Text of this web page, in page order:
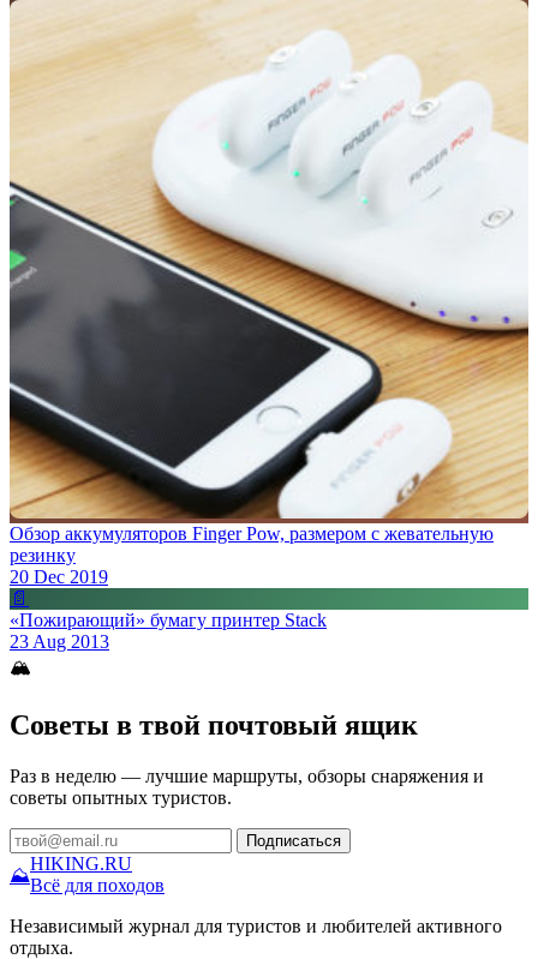
Обзор аккумуляторов Finger Pow, размером с жевательную
резинку
20 Dec 2019
📄
«Пожирающий» бумагу принтер Stack
23 Aug 2013
🏔
Советы в твой почтовый ящик
Раз в неделю — лучшие маршруты, обзоры снаряжения и
советы опытных туристов.
Подписаться
⛰
HIKING.RU
Всё для походов
Независимый журнал для туристов и любителей активного
отдыха.